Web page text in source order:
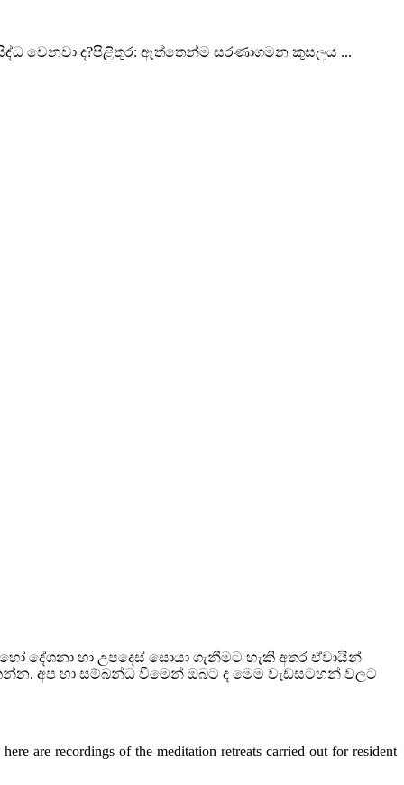
වෙනවා ද?පිළිතුර: ඇත්තෙන්ම සරණාගමන කුසලය ...
දේශනා හා උපදෙස් සොයා ගැනීමට හැකි අතර ඒවායින්
අප හා සම්බන්ධ වීමෙන් ඔබට ද මෙම වැඩසටහන් වලට
are recordings of the meditation retreats carried out for resident